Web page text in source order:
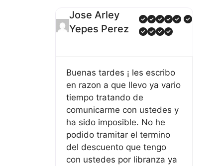
Jose Arley
Yepes Perez
Buenas tardes ¡ les escribo
en razon a que llevo ya vario
tiempo tratando de
comunicarme con ustedes y
ha sido imposible. No he
podido tramitar el termino
del descuento que tengo
con ustedes por libranza ya